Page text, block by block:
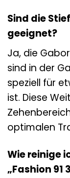
Sind die
geeignet?
Ja, die
sind in der
speziell für
ist. Diese
optimalen
Wie reinige
„Fashion 91